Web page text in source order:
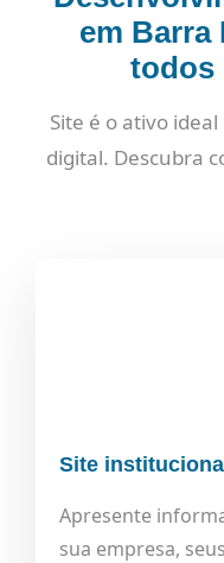
em Barra
todos
Site é o ativo
digital. Descubra
Site
Apresente
sua empresa,